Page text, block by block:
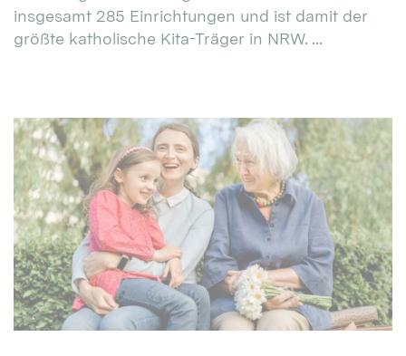
insgesamt 285 Einrichtungen und ist damit der
größte katholische Kita-Träger in NRW. ...